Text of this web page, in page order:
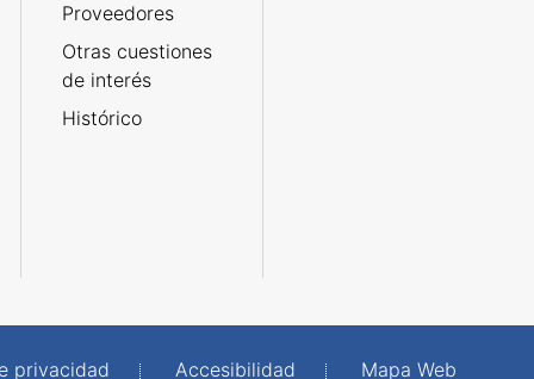
Proveedores
Otras cuestiones
de interés
Histórico
privacidad Accesibilidad Mapa Web